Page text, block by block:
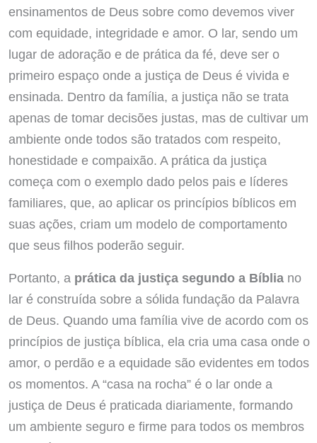
ensinamentos de Deus sobre como devemos viver
com equidade, integridade e amor. O lar, sendo um
lugar de adoração e de prática da fé, deve ser o
primeiro espaço onde a justiça de Deus é vivida e
ensinada. Dentro da família, a justiça não se trata
apenas de tomar decisões justas, mas de cultivar um
ambiente onde todos são tratados com respeito,
honestidade e compaixão. A prática da justiça
começa com o exemplo dado pelos pais e líderes
familiares, que, ao aplicar os princípios bíblicos em
suas ações, criam um modelo de comportamento
que seus filhos poderão seguir.
Portanto, a prática da justiça segundo a Bíbliano
lar é construída sobre a sólida fundação da Palavra
de Deus. Quando uma família vive de acordo com os
princípios de justiça bíblica, ela cria uma casa onde o
amor, o perdão e a equidade são evidentes em todos
os momentos. A “casa na rocha” é o lar onde a
justiça de Deus é praticada diariamente, formando
um ambiente seguro e firme para todos os membros